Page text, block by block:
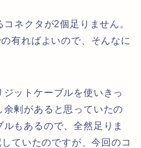
ネクタが2個足りません。
有ればよいので、そんなに
ットケーブルを使いきっ
剰があると思っていたの
もあるので、全然足りま
ていたのですが、今回のコ